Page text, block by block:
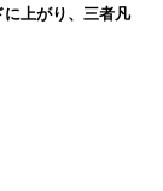
に上がり、三者凡